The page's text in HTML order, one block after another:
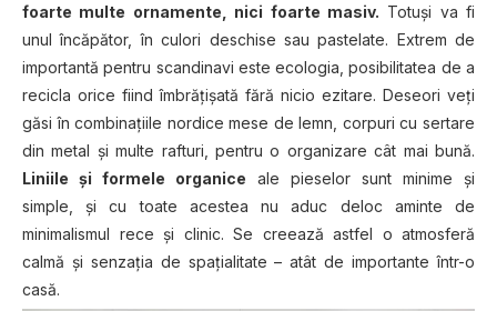
foarte multe ornamente, nici foarte masiv. Totuşi va fi
unul încăpător, în culori deschise sau pastelate. Extrem de
importantă pentru scandinavi este ecologia, posibilitatea de a
recicla orice fiind îmbrăţişată fără nicio ezitare. Deseori veţi
găsi în combinaţiile nordice mese de lemn, corpuri cu sertare
din metal şi multe rafturi, pentru o organizare cât mai bună.
Liniile şi formele organice ale pieselor sunt minime şi
simple, şi cu toate acestea nu aduc deloc aminte de
minimalismul rece şi clinic. Se creează astfel o atmosferă
calmă și senzația de spațialitate – atât de importante într-o
casă.